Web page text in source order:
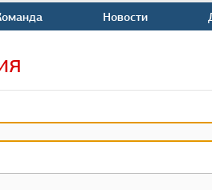
Новости